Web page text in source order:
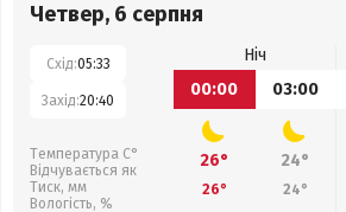
Четвер, 6 серпня
Схід:05:33
Захід:20:40
Температура С°
Відчувається як
Тиск, мм
Вологість, %
Ніч
00:00
03:00
26° 24°
26° 24°